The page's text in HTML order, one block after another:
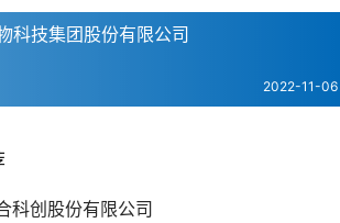
科技集团股份有限公司
2022-11-06
科创股份有限公司